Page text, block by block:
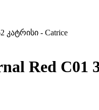
კატრისი - Catrice
Red C01